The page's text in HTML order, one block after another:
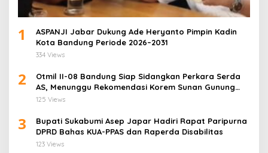
1
ASPANJI Jabar Dukung Ade Heryanto Pimpin Kadin
Kota Bandung Periode 2026–2031
334 Views
2
Otmil II-08 Bandung Siap Sidangkan Perkara Serda
AS, Menunggu Rekomendasi Korem Sunan Gunung
Jati Cirebon
125 Views
3
Bupati Sukabumi Asep Japar Hadiri Rapat Paripurna
DPRD Bahas KUA-PPAS dan Raperda Disabilitas
123 Views